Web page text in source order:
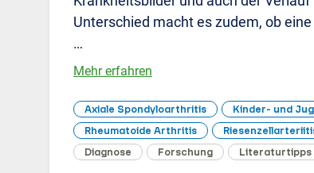
Unterschied macht es zudem, ob
…
Mehr erfahren
Axiale Spondyloarthritis Kinder- und
Rheumatoide Arthritis
Diagnose
Forschung Literaturtipps